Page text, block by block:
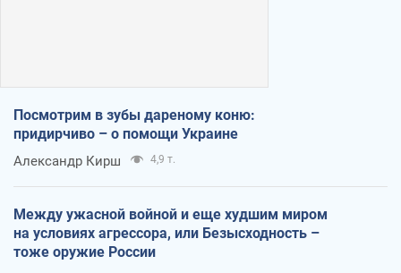
Посмотрим в зубы дареному коню:
придирчиво – о помощи Украине
Александр Кирш 4,9 т.
Между ужасной войной и еще худшим миром
на условиях агрессора, или Безысходность –
тоже оружие России